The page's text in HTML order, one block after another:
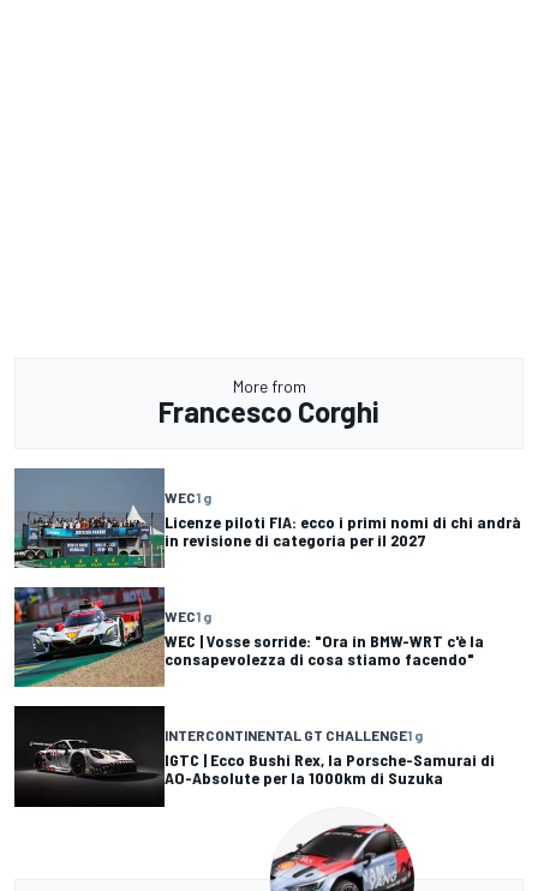
More from
Francesco Corghi
WEC1 g
Licenze piloti FIA: ecco i primi nomi di chi andrà
in revisione di categoria per il 2027
WEC1 g
WEC | Vosse sorride: "Ora in BMW-WRT c'è la
consapevolezza di cosa stiamo facendo"
INTERCONTINENTAL GT CHALLENGE1 g
IGTC | Ecco Bushi Rex, la Porsche-Samurai di
AO-Absolute per la 1000km di Suzuka